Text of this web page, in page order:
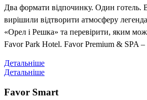
Два формати відпочинку. Один готель.
вирішили відтворити атмосферу
«Орел і Решка» та перевірити, яким
Favor Park Hotel. Favor Premium & SPA
Детальніше
Детальніше
Favor Smart